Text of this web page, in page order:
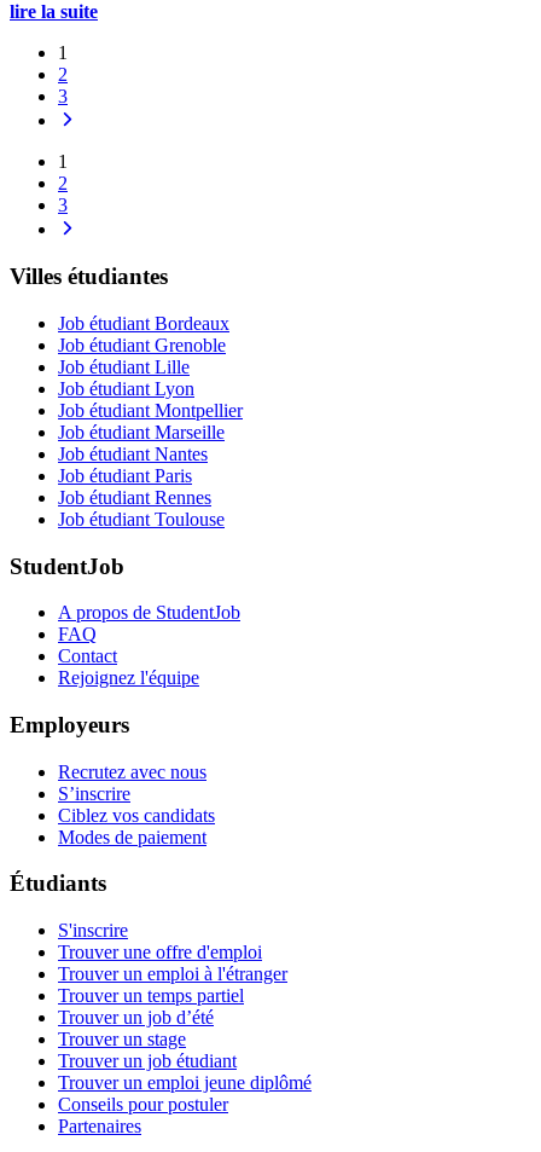
lire la suite
1
2
3
1
2
3
Villes étudiantes
Job étudiant Bordeaux
Job étudiant Grenoble
Job étudiant Lille
Job étudiant Lyon
Job étudiant Montpellier
Job étudiant Marseille
Job étudiant Nantes
Job étudiant Paris
Job étudiant Rennes
Job étudiant Toulouse
StudentJob
A propos de StudentJob
FAQ
Contact
Rejoignez l'équipe
Employeurs
Recrutez avec nous
S’inscrire
Ciblez vos candidats
Modes de paiement
Étudiants
S'inscrire
Trouver une offre d'emploi
Trouver un emploi à l'étranger
Trouver un temps partiel
Trouver un job d’été
Trouver un stage
Trouver un job étudiant
Trouver un emploi jeune diplômé
Conseils pour postuler
Partenaires